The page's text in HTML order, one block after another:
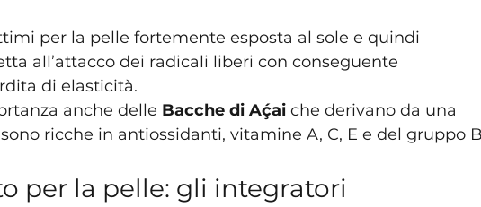
per la pelle fortemente esposta al sole e quindi
all’attacco dei radicali liberi con conseguente
di elasticità.
anche delle Bacche di Aḉai che derivano da una
ricche in antiossidanti, vitamine A, C, E e del gruppo
per la pelle: gli integratori